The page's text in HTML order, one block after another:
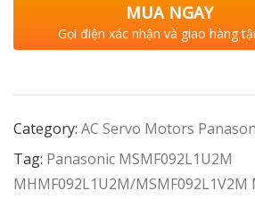
MUA NGAY
Gọi điện xác nhận và giao hàng
Category: AC Servo Motors
Tag: Panasonic MSMF092L1U2M
MHMF092L1U2M/MSMF092L1V2M